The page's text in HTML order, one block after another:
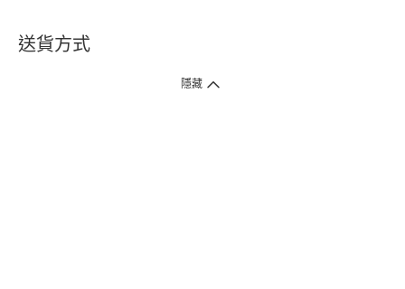
送貨方式
1. 送貨到府（受衛生署條例規管產品除外 ）
隱藏